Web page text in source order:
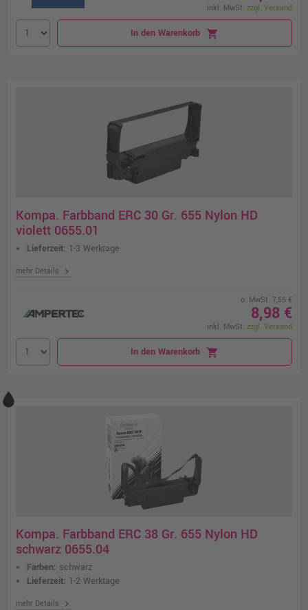
inkl. MwSt. zzgl. Versand
In den Warenkorb shopping_cart
Kompa. Farbband ERC 30 Gr. 655 Nylon HD
violett 0655.01
Lieferzeit: 1-3 Werktage
mehr Details chevron_right
o. MwSt. 7,55 €
8,98 €
inkl. MwSt. zzgl. Versand
In den Warenkorb shopping_cart
Kompa. Farbband ERC 38 Gr. 655 Nylon HD
schwarz 0655.04
Farben: schwarz
Lieferzeit: 1-2 Werktage
mehr Details chevron_right